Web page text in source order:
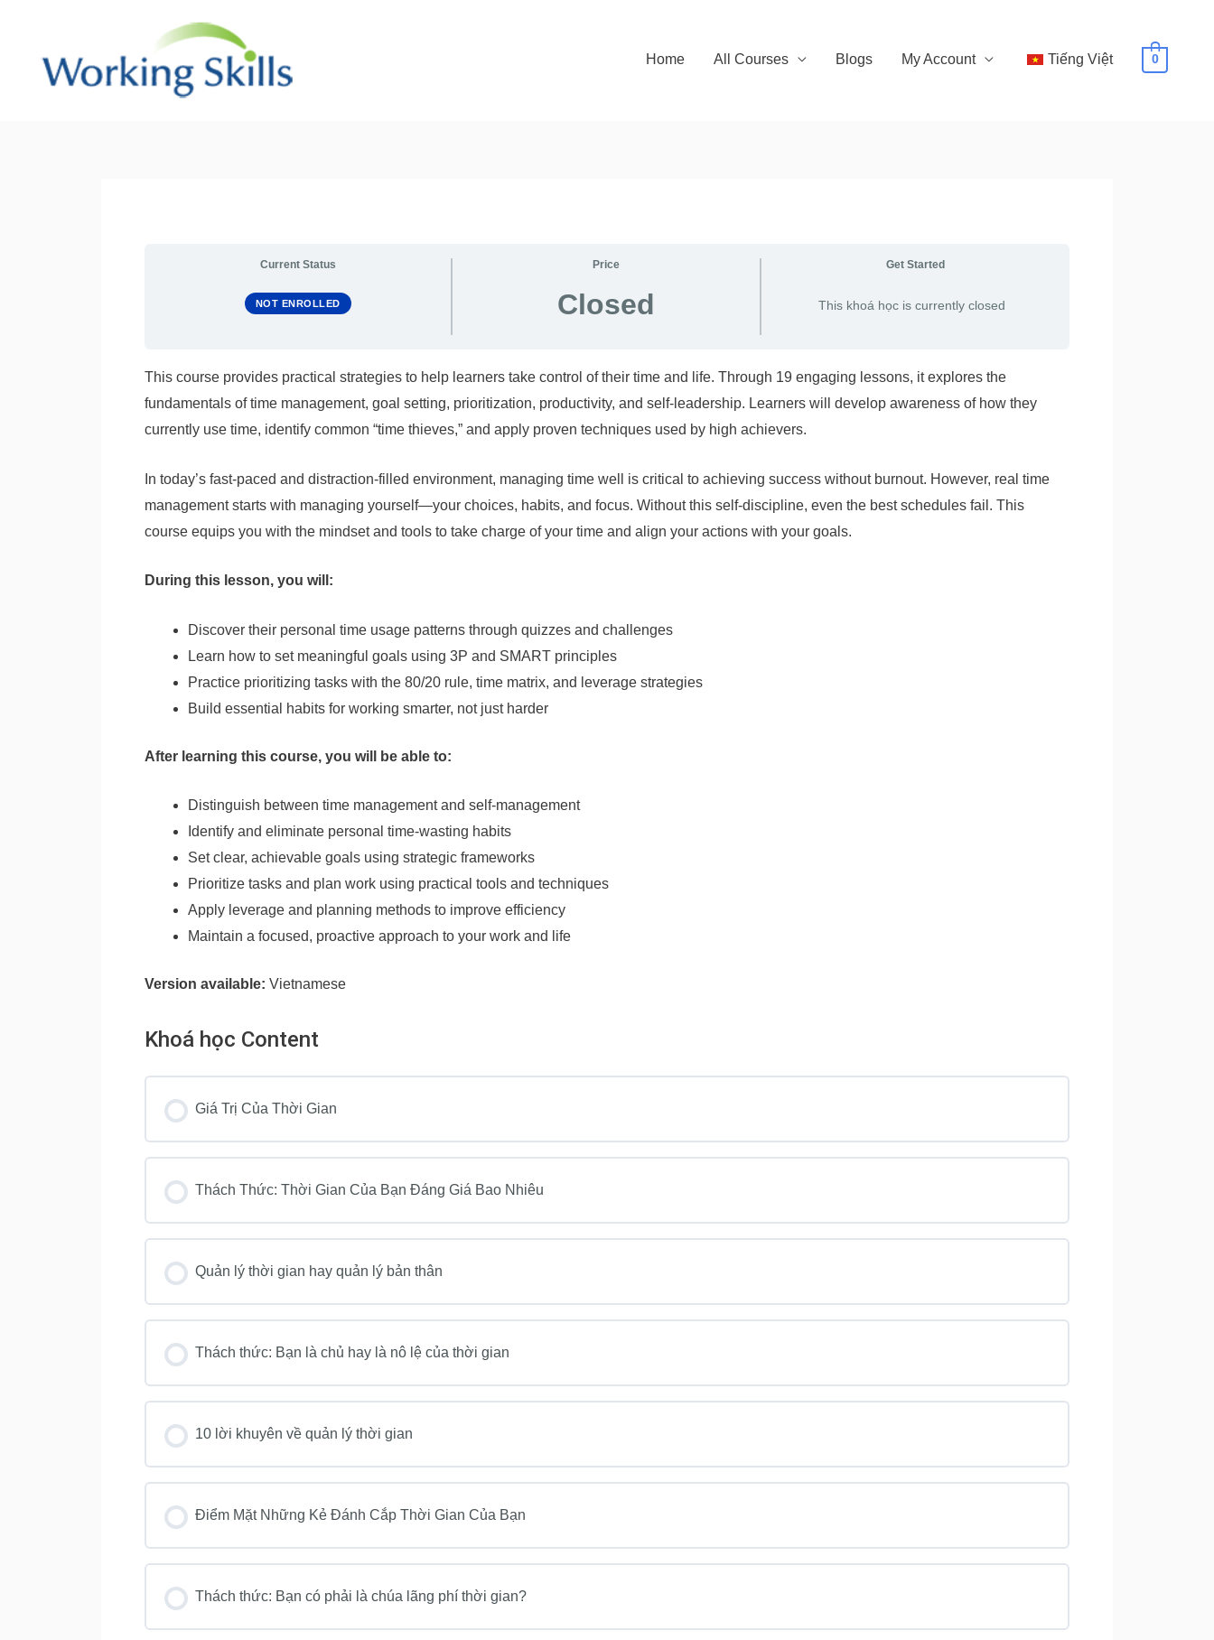
content
Home All Courses Blogs My Account Tiếng Việt 0
Current Status
NOT ENROLLED
Price
Closed
Get Started
This khoá học is currently closed
This course provides practical strategies to help learners take control of their time and life. Through 19 engaging lessons, it explores the
fundamentals of time management, goal setting, prioritization, productivity, and self-leadership. Learners will develop awareness of how they
currently use time, identify common “time thieves,” and apply proven techniques used by high achievers.
In today’s fast-paced and distraction-filled environment, managing time well is critical to achieving success without burnout. However, real time
management starts with managing yourself—your choices, habits, and focus. Without this self-discipline, even the best schedules fail. This
course equips you with the mindset and tools to take charge of your time and align your actions with your goals.
During this lesson, you will:
Discover their personal time usage patterns through quizzes and challenges
Learn how to set meaningful goals using 3P and SMART principles
Practice prioritizing tasks with the 80/20 rule, time matrix, and leverage strategies
Build essential habits for working smarter, not just harder
After learning this course, you will be able to:
Distinguish between time management and self-management
Identify and eliminate personal time-wasting habits
Set clear, achievable goals using strategic frameworks
Prioritize tasks and plan work using practical tools and techniques
Apply leverage and planning methods to improve efficiency
Maintain a focused, proactive approach to your work and life
Version available: Vietnamese
Khoá học Content
Giá Trị Của Thời Gian
Thách Thức: Thời Gian Của Bạn Đáng Giá Bao Nhiêu
Quản lý thời gian hay quản lý bản thân
Thách thức: Bạn là chủ hay là nô lệ của thời gian
10 lời khuyên về quản lý thời gian
Điểm Mặt Những Kẻ Đánh Cắp Thời Gian Của Bạn
Thách thức: Bạn có phải là chúa lãng phí thời gian?